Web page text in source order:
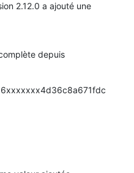
2.12.0 a ajouté une
depuis